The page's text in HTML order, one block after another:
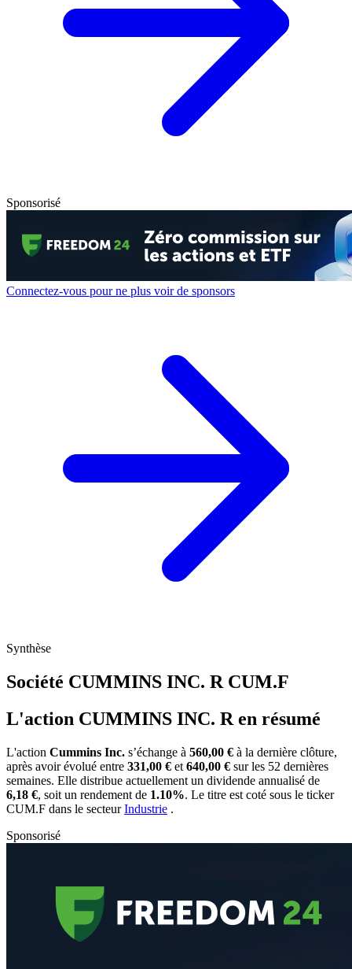
Sponsorisé
Connectez-vous pour ne plus voir de sponsors
Synthèse
Société CUMMINS INC. R CUM.F
L'action CUMMINS INC. R en résumé
L'action Cummins Inc. s’échange à 560,00 € à la dernière clôture,
après avoir évolué entre 331,00 € et 640,00 € sur les 52 dernières
semaines. Elle distribue actuellement un dividende annualisé de
6,18 €, soit un rendement de 1.10%. Le titre est coté sous le ticker
CUM.F dans le secteurIndustrie .
Sponsorisé